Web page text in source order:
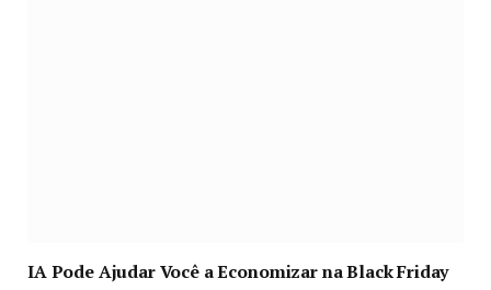
IA Pode Ajudar Você a Economizar na Black Friday